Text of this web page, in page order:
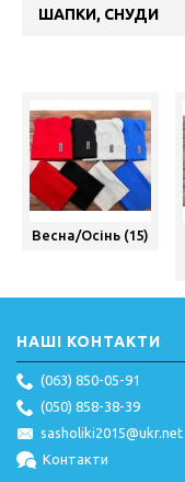
ШАПКИ, СНУДИ
Весна/Осінь (15)
НАШІ КОНТАКТИ
(063) 850-05-91
(050) 858-38-39
sasholiki2015@ukr.net
Контакти